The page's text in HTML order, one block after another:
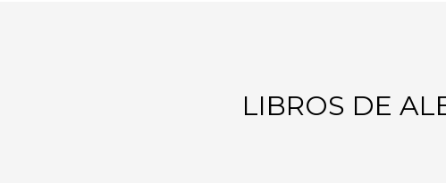
LIBROS DE